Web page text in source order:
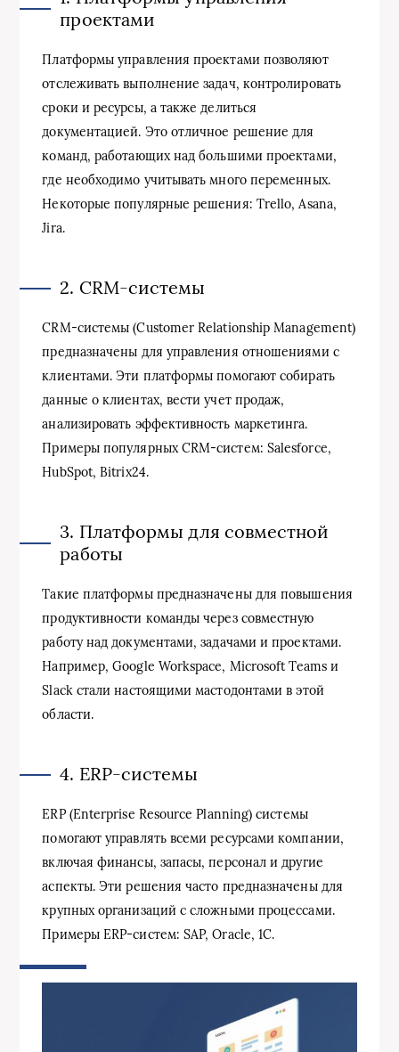
проектами
Платформы управления проектами позволяют
отслеживать выполнение задач, контролировать
сроки и ресурсы, а также делиться
документацией. Это отличное решение для
команд, работающих над большими проектами,
где необходимо учитывать много переменных.
Некоторые популярные решения: Trello, Asana,
Jira.
2. CRM-системы
CRM-системы (Customer Relationship Management)
предназначены для управления отношениями с
клиентами. Эти платформы помогают собирать
данные о клиентах, вести учет продаж,
анализировать эффективность маркетинга.
Примеры популярных CRM-систем: Salesforce,
HubSpot, Bitrix24.
3. Платформы для совместной
работы
Такие платформы предназначены для повышения
продуктивности команды через совместную
работу над документами, задачами и проектами.
Например, Google Workspace, Microsoft Teams и
Slack стали настоящими мастодонтами в этой
области.
4. ERP-системы
ERP (Enterprise Resource Planning) системы
помогают управлять всеми ресурсами компании,
включая финансы, запасы, персонал и другие
аспекты. Эти решения часто предназначены для
крупных организаций с сложными процессами.
Примеры ERP-систем: SAP, Oracle, 1С.